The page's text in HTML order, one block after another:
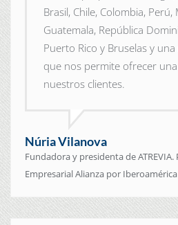
Brasil, Chile, Colombia, Perú,
Guatemala, República
Puerto Rico y Bruselas y
que nos permite ofrecer
nuestros clientes.
Núria Vilanova
Fundadora y presidenta de
Empresarial Alianza por Iberoamérica